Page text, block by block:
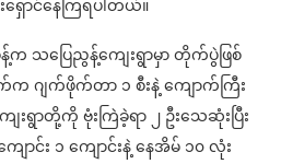
ောင်နေကြရပါတယ်။
သပြေညွန့်ကျေးရွာမှာ တိုက်ပွဲဖြစ်
က ဂျက်ဖိုက်တာ ၁ စီးနဲ့ ကျောက်ကြီး
ေးရွာတို့ကို ဗုံးကြဲခဲ့ရာ ၂ ဦးသေဆုံးပြီး
ောင်း ၁ ကျောင်းနဲ့ နေအိမ် ၁၀ လုံး